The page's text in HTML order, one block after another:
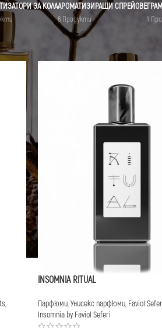
ЗА КОЛААРОМАТИЗИРАЩИ СПРЕЙОВЕ
6 Продукти 1
,
INSOMNIA RITUAL
Парфюми,Унисекс парфюми, Faviol
Insomnia by Faviol Seferi